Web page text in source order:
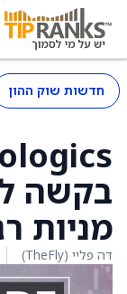
חדשות שוק ההון
מניות
דה פליי (TheFly)